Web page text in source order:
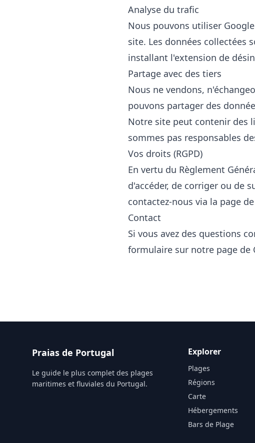
Analyse du trafic
Nous pouvons utiliser
site. Les données collectées
installant l'extension de
Partage avec des tiers
Nous ne vendons,
pouvons partager des
Notre site peut contenir des
sommes pas responsables
Vos droits (RGPD)
En vertu du Règlement
d'accéder, de corriger ou de
contactez-nous via la page de
Contact
Si vous avez des questions
formulaire sur notre page de
Praias de Portugal
Le guide le plus complet des plages
maritimes et fluviales du Portugal.
Explorer
Plages
Régions
Carte
Hébergements
Bars de Plage